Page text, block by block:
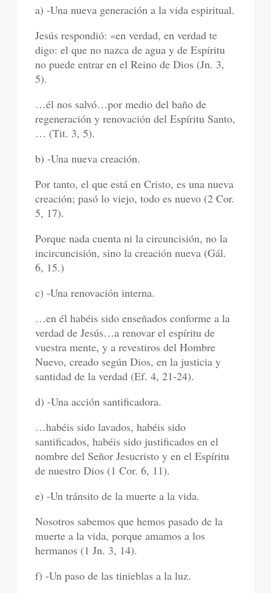
a) -Una nueva generación a la vida espiritual.
Jesús respondió: «en verdad, en verdad te
digo: el que no nazca de agua y de Espíritu
no puede entrar en el Reino de Dios (Jn. 3,
5).
…él nos salvó…por medio del baño de
regeneración y renovación del Espíritu Santo,
… (Tit. 3, 5).
b) -Una nueva creación.
Por tanto, el que está en Cristo, es una nueva
creación; pasó lo viejo, todo es nuevo (2 Cor.
5, 17).
Porque nada cuenta ni la circuncisión, no la
incircuncisión, sino la creación nueva (Gál.
6, 15.)
c) -Una renovación interna.
…en él habéis sido enseñados conforme a la
verdad de Jesús…a renovar el espíritu de
vuestra mente, y a revestiros del Hombre
Nuevo, creado según Dios, en la justicia y
santidad de la verdad (Ef. 4, 21-24).
d) -Una acción santificadora.
…habéis sido lavados, habéis sido
santificados, habéis sido justificados en el
nombre del Señor Jesucristo y en el Espíritu
de nuestro Dios (1 Cor. 6, 11).
e) -Un tránsito de la muerte a la vida.
Nosotros sabemos que hemos pasado de la
muerte a la vida, porque amamos a los
hermanos (1 Jn. 3, 14).
f) -Un paso de las tinieblas a la luz.